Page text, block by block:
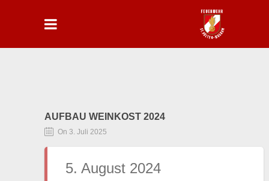
AUFBAU WEINKOST 2024
On 3. Juli 2025
5. August 2024